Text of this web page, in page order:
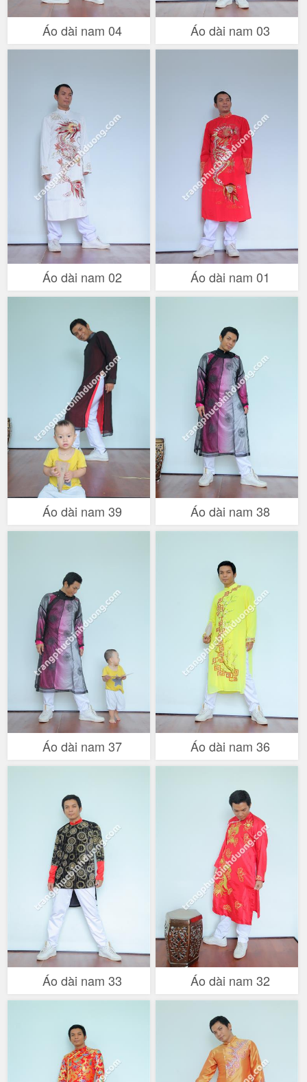
Áo dài nam 04 Áo dài nam 03
Áo dài nam 02 Áo dài nam 01
Áo dài nam 39 Áo dài nam 38
Áo dài nam 37 Áo dài nam 36
Áo dài nam 33 Áo dài nam 32